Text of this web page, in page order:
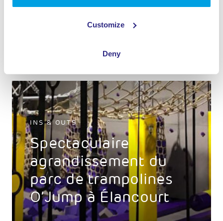
Customize
Deny
INS & OUTS
Spectaculaire
agrandissement du
parc de trampolines
O’Jump à Élancourt